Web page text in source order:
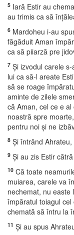
5 Iară Estir au
au trimis ca să
6 Mardoheu i-au
făgăduit Aman
ca să piiarză pre
7 Şi izvodul carele
lui ca să-l areate
să se roage
aminte de zilele
că Aman, cel ce e
noastră spre
pentru noi şi ne
8 Şi întrând
9 Şi au zis Estir
10 Că toate
muiarea, carele va
nechemat, nu
împăratul toiagul
chemată să întru la
11 Şi au spus